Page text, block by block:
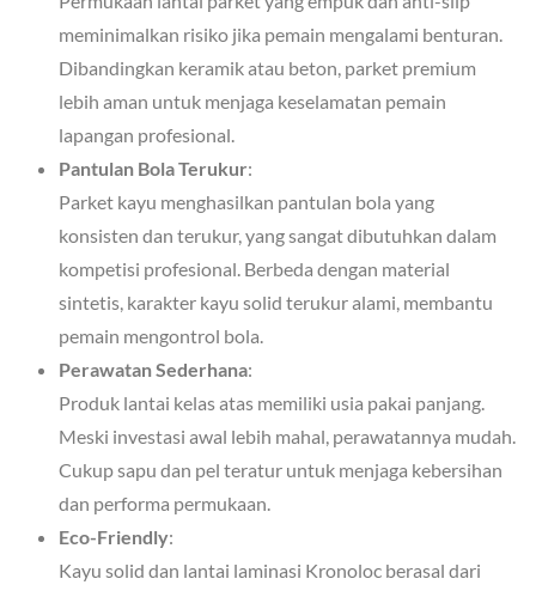
meminimalkan risiko jika pemain mengalami benturan.
Dibandingkan keramik atau beton, parket premium
lebih aman untuk menjaga keselamatan pemain
lapangan profesional.
Pantulan Bola Terukur:
Parket kayu menghasilkan pantulan bola yang
konsisten dan terukur, yang sangat dibutuhkan dalam
kompetisi profesional. Berbeda dengan material
sintetis, karakter kayu solid terukur alami, membantu
pemain mengontrol bola.
Perawatan Sederhana:
Produk lantai kelas atas memiliki usia pakai panjang.
Meski investasi awal lebih mahal, perawatannya mudah.
Cukup sapu dan pel teratur untuk menjaga kebersihan
dan performa permukaan.
Eco-Friendly:
Kayu solid dan lantai laminasi Kronoloc berasal dari